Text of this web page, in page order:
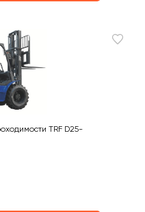
TRF D25-